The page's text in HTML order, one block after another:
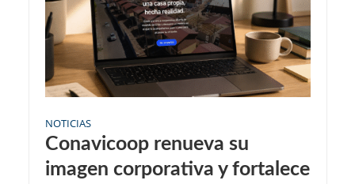
NOTICIAS
Conavicoop renueva su
imagen corporativa y fortalece